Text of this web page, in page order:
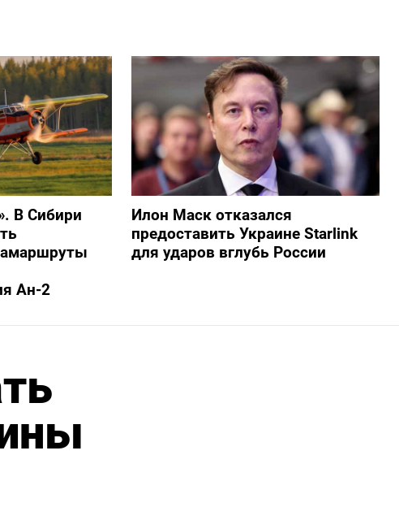
В Сибири
Ан-2
Илон Маск отказался
предоставить Украине Starlink
для ударов вглубь России